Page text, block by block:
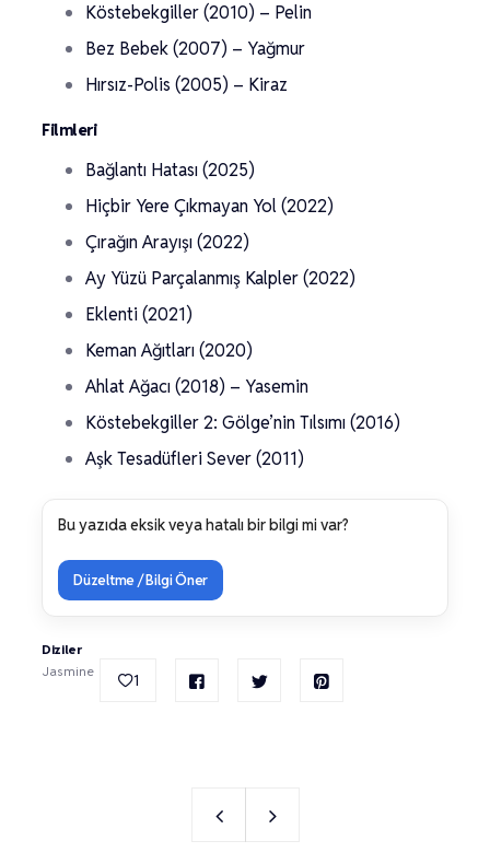
Köstebekgiller (2010) – Pelin
Bez Bebek (2007) – Yağmur
Hırsız-Polis (2005) – Kiraz
Filmleri
Bağlantı Hatası (2025)
Hiçbir Yere Çıkmayan Yol (2022)
Çırağın Arayışı (2022)
Ay Yüzü Parçalanmış Kalpler (2022)
Eklenti (2021)
Keman Ağıtları (2020)
Ahlat Ağacı (2018) – Yasemin
Köstebekgiller 2: Gölge’nin Tılsımı (2016)
Aşk Tesadüfleri Sever (2011)
Bu yazıda eksik veya hatalı bir bilgi mi var?
Düzeltme / Bilgi Öner
Diziler
Jasmine
1